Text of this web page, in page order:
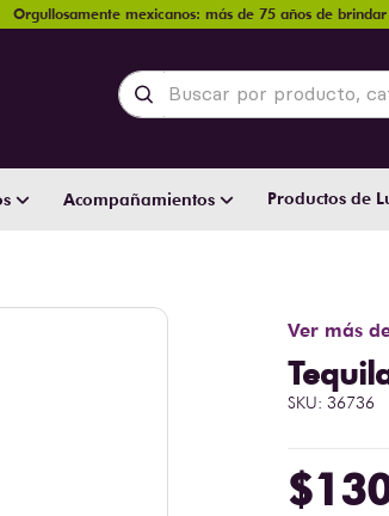
Orgullosamente mexicanos: más de 75 años de
Buscar por producto,
Acompañamientos Productos de
Ver más
SKU: 36736
$